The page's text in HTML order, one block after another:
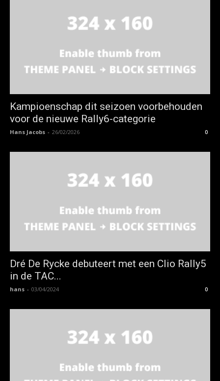
Kampioenschap dit seizoen voorbehouden
voor de nieuwe Rally6-categorie
Hans Jacobs - 26/02/2026 0
Dré De Rycke debuteert met een Clio Rally5
in de TAC...
hans - 03/04/2024 0